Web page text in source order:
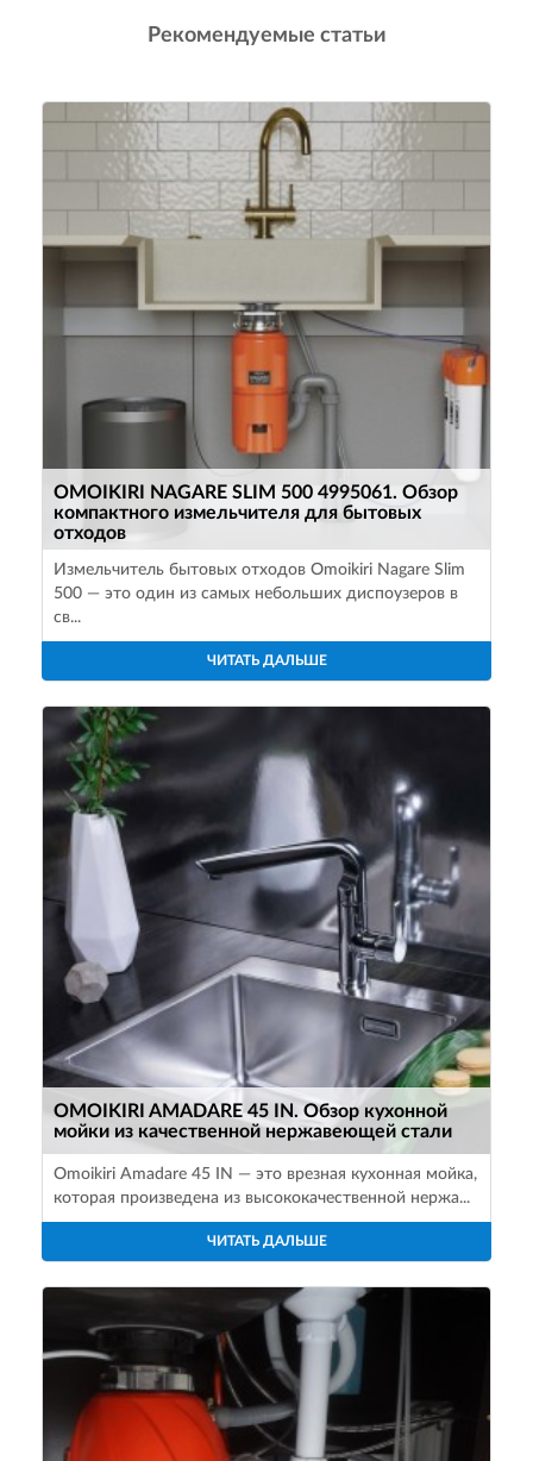
Рекомендуемые статьи
OMOIKIRI NAGARE SLIM 500 4995061. Обзор
компактного измельчителя для бытовых
отходов
Измельчитель бытовых отходов Omoikiri Nagare Slim
500 — это один из самых небольших диспоузеров в
св...
ЧИТАТЬ ДАЛЬШЕ
OMOIKIRI AMADARE 45 IN. Обзор кухонной
мойки из качественной нержавеющей стали
Omoikiri Amadare 45 IN — это врезная кухонная мойка,
которая произведена из высококачественной нержа...
ЧИТАТЬ ДАЛЬШЕ